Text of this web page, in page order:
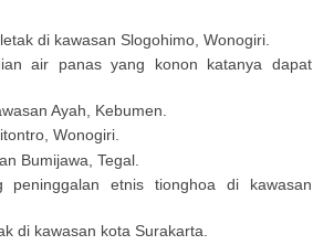
di kawasan Slogohimo, Wonogiri.
air panas yang konon katanya dapat
Ayah, Kebumen.
Wonogiri.
Bumijawa, Tegal.
peninggalan etnis tionghoa di kawasan
di kawasan kota Surakarta.